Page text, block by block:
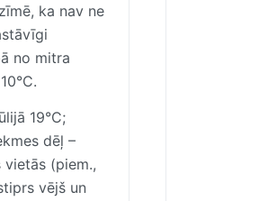
ka nav ne
no mitra
19°C;
dēļ –
(piem.,
vējš un